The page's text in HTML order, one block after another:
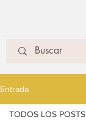
Entrada
TODOS LOS POSTS